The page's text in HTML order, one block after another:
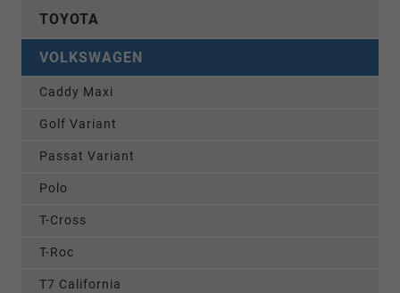
TOYOTA
VOLKSWAGEN
Caddy Maxi
Golf Variant
Passat Variant
Polo
T-Cross
T-Roc
T7 California